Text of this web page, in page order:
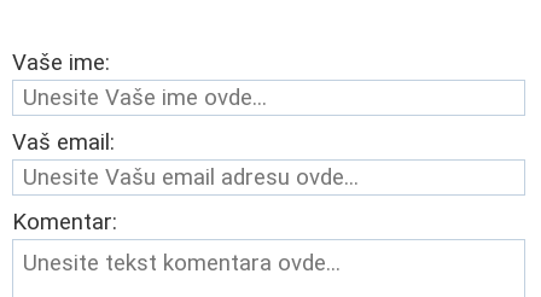
Vaše ime:
Vaš email:
Komentar: